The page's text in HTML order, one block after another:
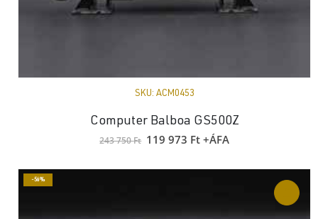
SKU: ACM0453
Computer Balboa GS500Z
243 750Ft Original
price
243
119 973 FtCurrent
price
119
+ÁFA
-56%